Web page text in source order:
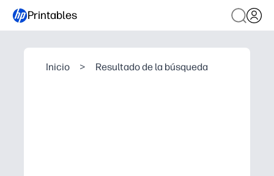
Printables
Inicio > Resultado de la búsqueda